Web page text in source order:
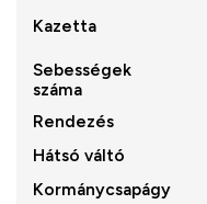
Kazetta
Sebességek
száma
Rendezés
Hátsó váltó
Kormánycsapágy